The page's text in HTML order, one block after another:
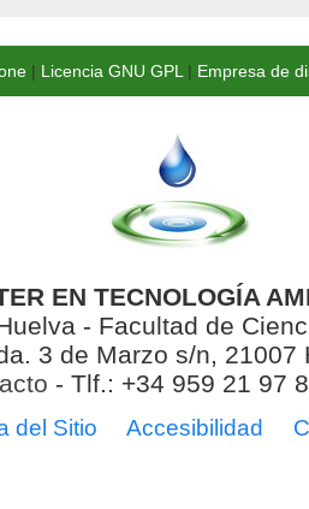
| Licencia GNU GPL | Empresa de
EN TECNOLOGÍA
- Facultad de
3 de Marzo s/n, 21007
- Tlf.: +34 959 21 97
del Sitio Accesibilidad